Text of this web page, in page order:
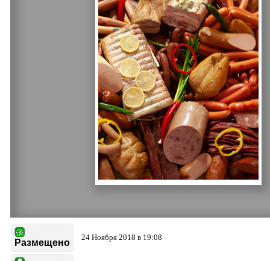
Размещено
24 Ноября 2018 в 19:08